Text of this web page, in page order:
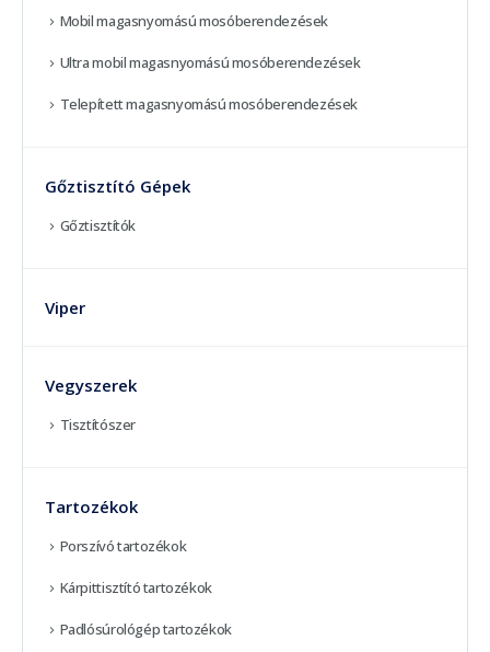
Mobil magasnyomású mosóberendezések
Ultra mobil magasnyomású mosóberendezések
Telepített magasnyomású mosóberendezések
Gőztisztító Gépek
Gőztisztítók
Viper
Vegyszerek
Tisztítószer
Tartozékok
Porszívó tartozékok
Kárpittisztító tartozékok
Padlósúrológép tartozékok